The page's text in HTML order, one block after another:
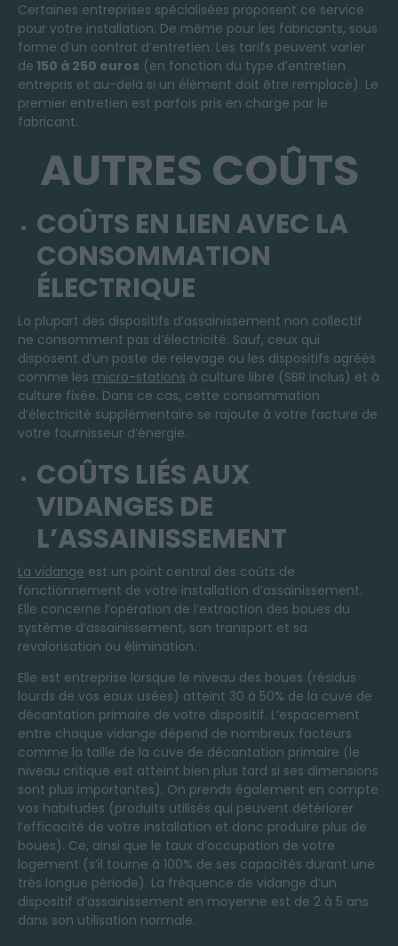
Certaines entreprises spécialisées proposent ce service
pour votre installation. De même pour les fabricants, sous
forme d’un contrat d’entretien. Les tarifs peuvent varier
de 150 à 250 euros (en fonction du type d’entretien
entrepris et au-delà si un élément doit être remplacé). Le
premier entretien est parfois pris en charge par le
fabricant.
AUTRES COÛTS
COÛTS EN LIEN AVEC LA
CONSOMMATION
ÉLECTRIQUE
La plupart des dispositifs d’assainissement non collectif
ne consomment pas d’électricité. Sauf, ceux qui
disposent d’un poste de relevage ou les dispositifs agréés
comme les micro-stations à culture libre (SBR inclus) et à
culture fixée. Dans ce cas, cette consommation
d’électricité supplémentaire se rajoute à votre facture de
votre fournisseur d’énergie.
COÛTS LIÉS AUX
VIDANGES DE
L’ASSAINISSEMENT
La vidange est un point central des coûts de
fonctionnement de votre installation d’assainissement.
Elle concerne l’opération de l’extraction des boues du
système d’assainissement, son transport et sa
revalorisation ou élimination.
Elle est entreprise lorsque le niveau des boues (résidus
lourds de vos eaux usées) atteint 30 à 50% de la cuve de
décantation primaire de votre dispositif. L’espacement
entre chaque vidange dépend de nombreux facteurs
comme la taille de la cuve de décantation primaire (le
niveau critique est atteint bien plus tard si ses dimensions
sont plus importantes). On prends également en compte
vos habitudes (produits utilisés qui peuvent détériorer
l’efficacité de votre installation et donc produire plus de
boues). Ce, ainsi que le taux d’occupation de votre
logement (s’il tourne à 100% de ses capacités durant une
très longue période). La fréquence de vidange d’un
dispositif d’assainissement en moyenne est de 2 à 5 ans
dans son utilisation normale.